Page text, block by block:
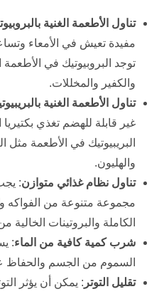
تناول الأطعمة الغنية
مفيدة تعيش في الأمعاء
توجد البروبيوتيك في
والكفير والمخللات.
تناول الأطعمة الغنية
غير قابلة للهضم تغذي بكتيريا
البريبيوتيك في الأطعمة مثل
والهليون.
تناول نظام غذائي متوازن:
مجموعة متنوعة من الفواكه
الكاملة والبروتينات الخالية
شرب كمية كافية من الماء:
السموم من الجسم والحفاظ
تقليل التوتر : يمكن أن يؤثر